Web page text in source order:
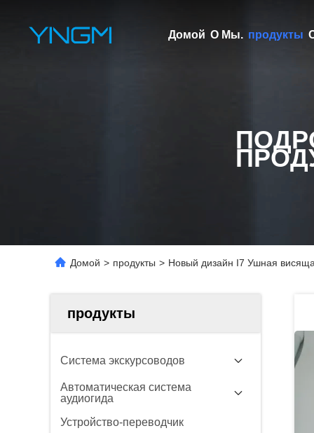
Домой О Мы. продукты
Домой > продукты > Новый дизайн I7 Ушная
продукты
Система экскурсоводов
Автоматическая система
аудиогида
Устройство-переводчик